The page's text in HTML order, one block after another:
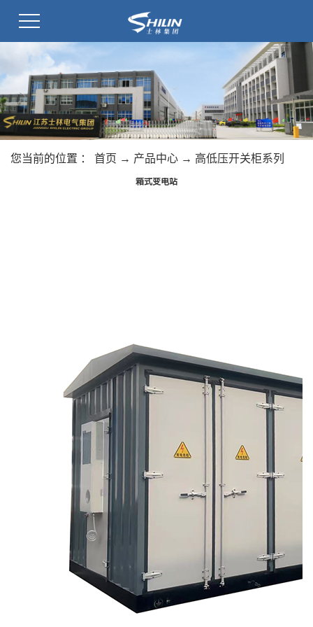
您当前的位置 ： 首页 → 产品中心 → 高低压开关柜系列
箱式变电站